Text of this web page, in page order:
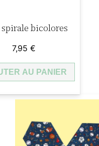
spirale bicolores
7,95 €
AU PANIER